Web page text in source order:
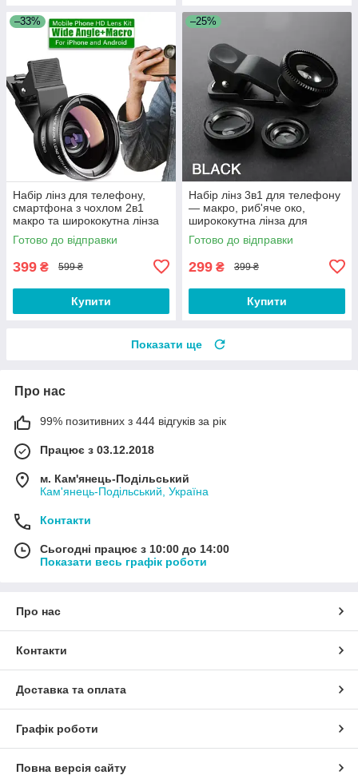
–33%
Набір лінз для телефону,
смартфона з чохлом 2в1
макро та ширококутна лінза
NH05D
Готово до відправки
399 ₴ 599 ₴
Купити
–25%
Набір лінз 3в1 для телефону
— макро, риб'яче око,
ширококутна лінза для
смартфона S3B
Готово до відправки
299 ₴ 399 ₴
Купити
Показати ще
Про нас
99% позитивних з 444 відгуків за рік
Працює з 03.12.2018
м. Кам'янець-Подільський
Кам'янець-Подільський, Україна
Контакти
Сьогодні працює з 10:00 до 14:00
Показати весь графік роботи
Про нас
Контакти
Доставка та оплата
Графік роботи
Повна версія сайту